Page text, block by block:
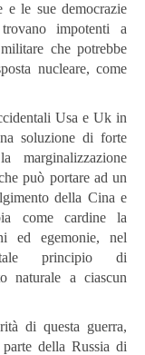
e le sue democrazie
impotenti a
che potrebbe
nucleare, come
Usa e Uk in
soluzione di forte
marginalizzazione
può portare ad un
della Cina e
come cardine la
ed egemonie, nel
principio di
naturale a ciascun
di questa guerra,
della Russia di